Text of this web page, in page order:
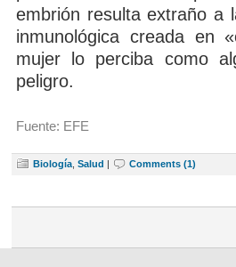
embrión resulta extraño a
inmunológica creada en
mujer lo perciba como
peligro.
Fuente: EFE
Biología Salud | Comments (1)